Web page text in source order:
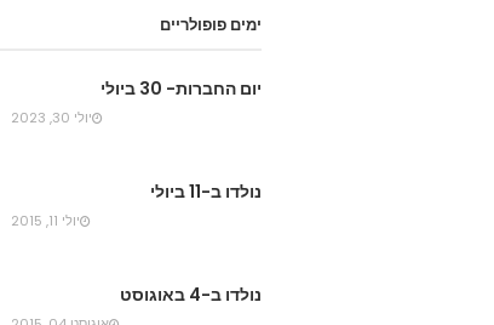
ימים פופולריים
יום החברות- 30 ביולי
יולי 30, 2023
נולדו ב-11 ביולי
יולי 11, 2015
נולדו ב-4 באוגוסט